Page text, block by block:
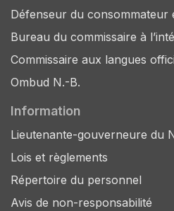
Défenseur du consommateur
Bureau du commissaire à
Commissaire aux langues
Ombud N.-B.
Information
Lieutenante-gouverneure du
Lois et règlements
Répertoire du personnel
Avis de non-responsabilité